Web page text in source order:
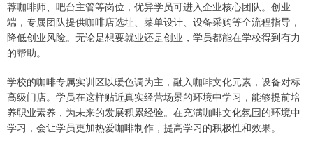
荐咖啡师、吧台主管等岗位，优异学员可进入企业核心团队。创业
端，专属团队提供咖啡店选址、菜单设计、设备采购等全流程指导，
降低创业风险。无论是想要就业还是创业，学员都能在学校得到有力
的帮助。
学校的咖啡专属实训区以暖色调为主，融入咖啡文化元素，设备对标
高级门店。学员在这样贴近真实经营场景的环境中学习，能够提前培
养职业素养，为未来的发展积累经验。在充满咖啡文化氛围的环境中
学习，会让学员更加热爱咖啡制作，提高学习的积极性和效果。